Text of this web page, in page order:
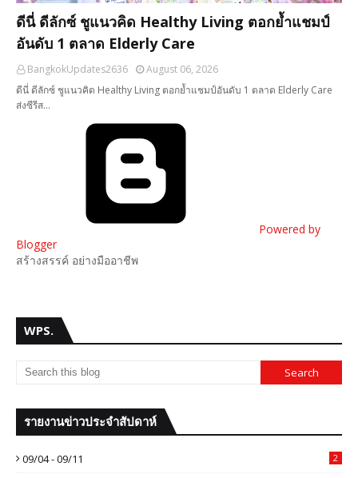
ดีนี่ ดีลักซ์ ชูแนวคิด Healthy Living ตอกย้ำแชมป์
อันดับ 1 ตลาด Elderly Care
BangkokUpdates2636
August 06, 2026
ดีนี่ ดีลักซ์ ชูแนวคิด Healthy Living ตอกย้ำแชมป์อันดับ 1 ตลาด Elderly Care
ส่งซีรีส…
Powered by
Blogger
สร้างสรรค์ อย่างมืออาชีพ
WPS.
รายงานข่าวประจำสัปดาห์
09/04 - 09/11 2